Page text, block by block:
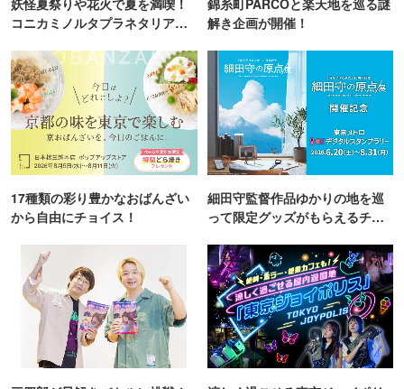
妖怪夏祭りや花火で夏を満喫！
コニカミノルタプラネタリア
錦糸町PARCOと楽天地を巡る謎
解き企画が開催！
17種類の彩り豊かなおばんざい
から自由にチョイス！
細田守監督作品ゆかりの地を巡
って限定グッズがもらえるチャ